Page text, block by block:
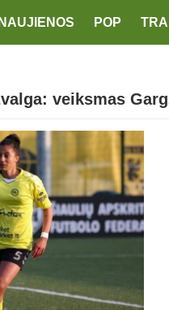
NAUJIENOS POP
veiksmas